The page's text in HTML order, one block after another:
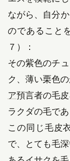
ながら、自分
のであること
７）：
その紫色のチ
ク、薄い栗色
ア（新しいタ
預言者の毛
ラクダの毛で
この同じ毛皮
で、とても毛